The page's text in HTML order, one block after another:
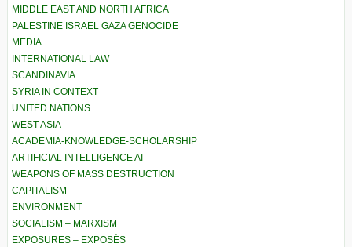
MIDDLE EAST AND NORTH AFRICA
PALESTINE ISRAEL GAZA GENOCIDE
MEDIA
INTERNATIONAL LAW
SCANDINAVIA
SYRIA IN CONTEXT
UNITED NATIONS
WEST ASIA
ACADEMIA-KNOWLEDGE-SCHOLARSHIP
ARTIFICIAL INTELLIGENCE AI
WEAPONS OF MASS DESTRUCTION
CAPITALISM
ENVIRONMENT
SOCIALISM – MARXISM
EXPOSURES – EXPOSÉS